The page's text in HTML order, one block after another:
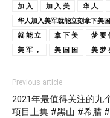
加 入
加 入 美 华 人
华人加入美军就能立刻拿下美
就 能 立
拿 下 美 梦 要
美 军 ，
美 国 国 美 梦
Previous article
2021年最值得关注的九
项目上集 #黑山 #希腊